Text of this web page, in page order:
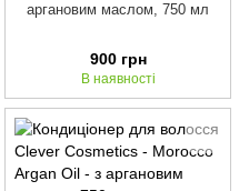
аргановим маслом, 750 мл
900 грн
В наявності